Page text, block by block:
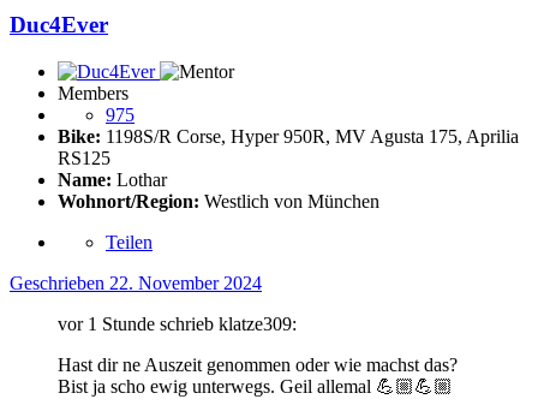
Duc4Ever
Members
975
Bike: 1198S/R Corse, Hyper 950R, MV Agusta 175, Aprilia
RS125
Name: Lothar
Wohnort/Region: Westlich von München
Teilen
Geschrieben 22. November 2024
vor 1 Stunde schrieb klatze309:
Hast dir ne Auszeit genommen oder wie machst das?
Bist ja scho ewig unterwegs. Geil allemal 💪🏼💪🏼